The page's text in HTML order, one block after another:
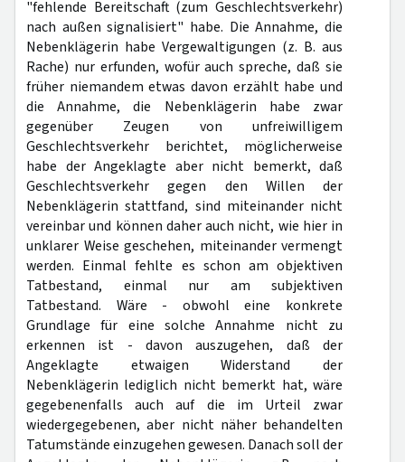
"fehlende Bereitschaft (zum Geschlechtsverkehr)
nach außen signalisiert" habe. Die Annahme, die
Nebenklägerin habe Vergewaltigungen (z. B. aus
Rache) nur erfunden, wofür auch spreche, daß sie
früher niemandem etwas davon erzählt habe und
die Annahme, die Nebenklägerin habe zwar
gegenüber Zeugen von unfreiwilligem
Geschlechtsverkehr berichtet, möglicherweise
habe der Angeklagte aber nicht bemerkt, daß
Geschlechtsverkehr gegen den Willen der
Nebenklägerin stattfand, sind miteinander nicht
vereinbar und können daher auch nicht, wie hier in
unklarer Weise geschehen, miteinander vermengt
werden. Einmal fehlte es schon am objektiven
Tatbestand, einmal nur am subjektiven
Tatbestand. Wäre - obwohl eine konkrete
Grundlage für eine solche Annahme nicht zu
erkennen ist - davon auszugehen, daß der
Angeklagte etwaigen Widerstand der
Nebenklägerin lediglich nicht bemerkt hat, wäre
gegebenenfalls auch auf die im Urteil zwar
wiedergegebenen, aber nicht näher behandelten
Tatumstände einzugehen gewesen. Danach soll der